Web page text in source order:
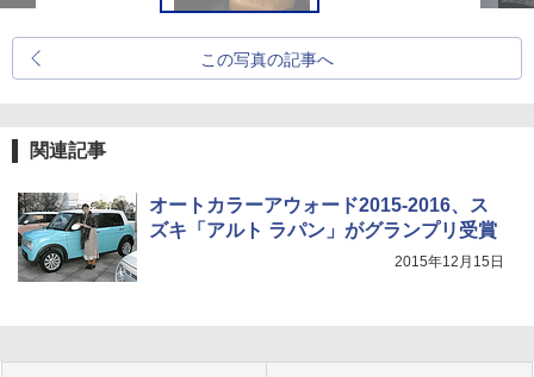
この写真の記事へ
関連記事
オートカラーアウォード2015-2016、ス
ズキ「アルト ラパン」がグランプリ受賞
2015年12月15日